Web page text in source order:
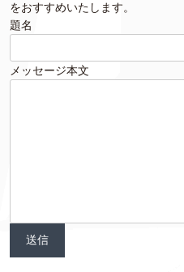
をおすすめいたします。
題名
メッセージ本文